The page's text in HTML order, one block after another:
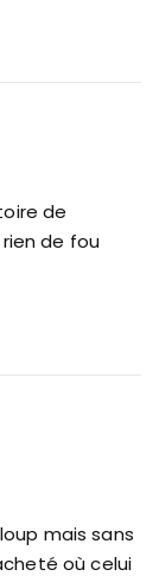
de
de fou
mais sans
où celui